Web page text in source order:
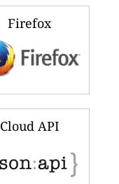
Firefox
Cloud API